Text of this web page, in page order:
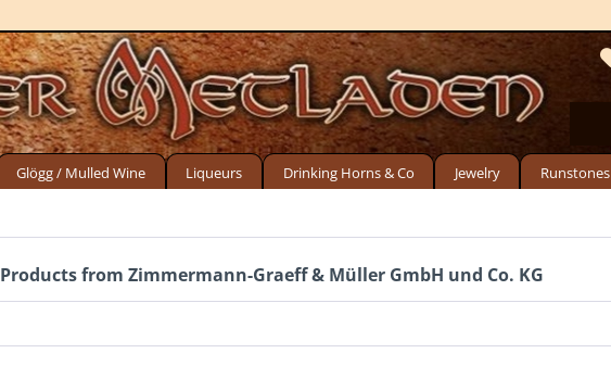
Glögg / Mulled Wine Liqueurs Drinking Horns & Co Jewelry Runstones
Products from Zimmermann-Graeff & Müller GmbH und Co. KG